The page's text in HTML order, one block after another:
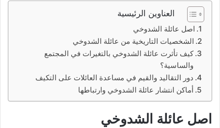
العناوين الرئيسية
اصل عائلة الشدوخي
الشخصيات التاريخية من عائلة الشدوخي
كيف تأثرت عائلة الشدوخي بالتغيرات في المجتمع
والساسية؟
دور التقاليد والقيم في مساعدة العائلات على التكيف
أماكن انتشار عائلة الشدوخي وارتباطها
اصل عائلة الشدوخي